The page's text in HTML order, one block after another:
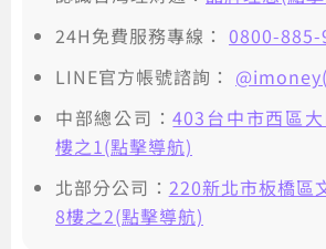
24H免費服務專線： 0800-885-
LINE官方帳號諮詢：
中部總公司：403台中市西區
樓之1(點擊導航)
北部分公司： 220新北市板橋區
8樓之2(點擊導航)